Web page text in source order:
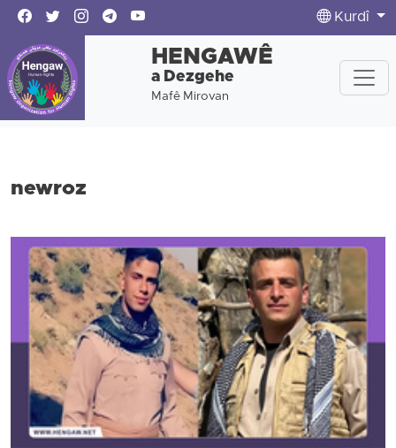
Kurdî
HENGAWÊ
a Dezgehe
Mafê Mirovan
newroz